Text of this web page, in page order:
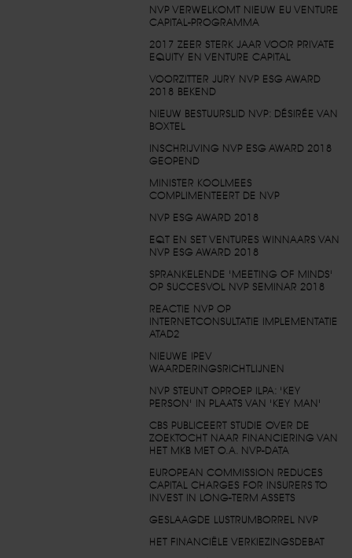
NVP VERWELKOMT NIEUW EU VENTURE
CAPITAL-PROGRAMMA
2017 ZEER STERK JAAR VOOR PRIVATE
EQUITY EN VENTURE CAPITAL
VOORZITTER JURY NVP ESG AWARD
2018 BEKEND
NIEUW BESTUURSLID NVP: DÉSIRÉE VAN
BOXTEL
INSCHRIJVING NVP ESG AWARD 2018
GEOPEND
MINISTER KOOLMEES
COMPLIMENTEERT DE NVP
NVP ESG AWARD 2018
EQT EN SET VENTURES WINNAARS VAN
NVP ESG AWARD 2018
SPRANKELENDE 'MEETING OF MINDS'
OP SUCCESVOL NVP SEMINAR 2018
REACTIE NVP OP
INTERNETCONSULTATIE IMPLEMENTATIE
ATAD2
NIEUWE IPEV
WAARDERINGSRICHTLIJNEN
NVP STEUNT OPROEP ILPA: 'KEY
PERSON' IN PLAATS VAN 'KEY MAN'
CBS PUBLICEERT STUDIE OVER DE
ZOEKTOCHT NAAR FINANCIERING VAN
HET MKB MET O.A. NVP-DATA
EUROPEAN COMMISSION REDUCES
CAPITAL CHARGES FOR INSURERS TO
INVEST IN LONG-TERM ASSETS
GESLAAGDE LUSTRUMBORREL NVP
HET FINANCIËLE VERKIEZINGSDEBAT